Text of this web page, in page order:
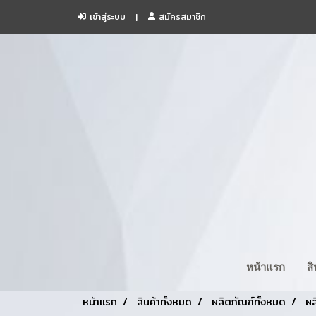
เข้าสู่ระบบ สมัครสมาชิก
หน้าแรก
หน้าแรก สินค้าทั้งหมด ผลิตภัณฑ์ทั้งหมด ผ